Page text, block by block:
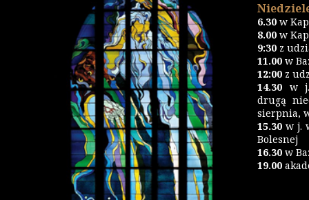
6.30 w
8.00 w
9:30 z
11.00 w
12:00 z
14.30 w
drugą
sierpnia,
15.30 w j.
Bolesnej
16.30w
19.00